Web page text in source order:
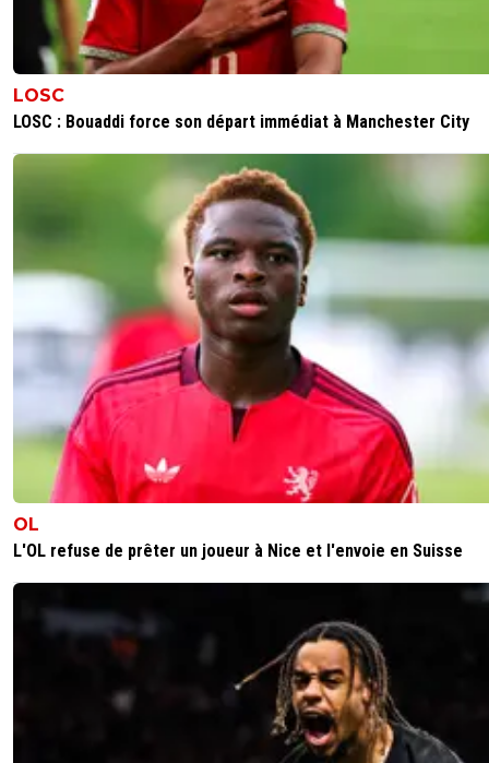
LOSC
LOSC : Bouaddi force son départ immédiat à Manchester City
OL
L'OL refuse de prêter un joueur à Nice et l'envoie en Suisse